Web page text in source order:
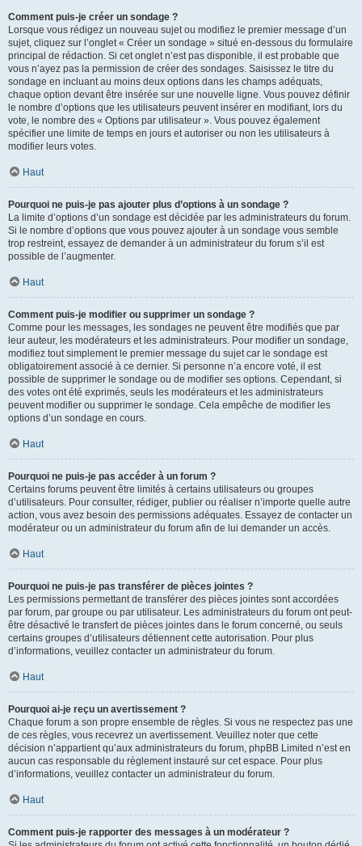
Comment puis-je créer un sondage ?
Lorsque vous rédigez un nouveau sujet ou modifiez le premier message d’un
sujet, cliquez sur l’onglet « Créer un sondage » situé en-dessous du formulaire
principal de rédaction. Si cet onglet n’est pas disponible, il est probable que
vous n’ayez pas la permission de créer des sondages. Saisissez le titre du
sondage en incluant au moins deux options dans les champs adéquats,
chaque option devant être insérée sur une nouvelle ligne. Vous pouvez définir
le nombre d’options que les utilisateurs peuvent insérer en modifiant, lors du
vote, le nombre des « Options par utilisateur ». Vous pouvez également
spécifier une limite de temps en jours et autoriser ou non les utilisateurs à
modifier leurs votes.
Haut
Pourquoi ne puis-je pas ajouter plus d’options à un sondage ?
La limite d’options d’un sondage est décidée par les administrateurs du forum.
Si le nombre d’options que vous pouvez ajouter à un sondage vous semble
trop restreint, essayez de demander à un administrateur du forum s’il est
possible de l’augmenter.
Haut
Comment puis-je modifier ou supprimer un sondage ?
Comme pour les messages, les sondages ne peuvent être modifiés que par
leur auteur, les modérateurs et les administrateurs. Pour modifier un sondage,
modifiez tout simplement le premier message du sujet car le sondage est
obligatoirement associé à ce dernier. Si personne n’a encore voté, il est
possible de supprimer le sondage ou de modifier ses options. Cependant, si
des votes ont été exprimés, seuls les modérateurs et les administrateurs
peuvent modifier ou supprimer le sondage. Cela empêche de modifier les
options d’un sondage en cours.
Haut
Pourquoi ne puis-je pas accéder à un forum ?
Certains forums peuvent être limités à certains utilisateurs ou groupes
d’utilisateurs. Pour consulter, rédiger, publier ou réaliser n’importe quelle autre
action, vous avez besoin des permissions adéquates. Essayez de contacter un
modérateur ou un administrateur du forum afin de lui demander un accès.
Haut
Pourquoi ne puis-je pas transférer de pièces jointes ?
Les permissions permettant de transférer des pièces jointes sont accordées
par forum, par groupe ou par utilisateur. Les administrateurs du forum ont peut-
être désactivé le transfert de pièces jointes dans le forum concerné, ou seuls
certains groupes d’utilisateurs détiennent cette autorisation. Pour plus
d’informations, veuillez contacter un administrateur du forum.
Haut
Pourquoi ai-je reçu un avertissement ?
Chaque forum a son propre ensemble de règles. Si vous ne respectez pas une
de ces règles, vous recevrez un avertissement. Veuillez noter que cette
décision n’appartient qu’aux administrateurs du forum, phpBB Limited n’est en
aucun cas responsable du règlement instauré sur cet espace. Pour plus
d’informations, veuillez contacter un administrateur du forum.
Haut
Comment puis-je rapporter des messages à un modérateur ?